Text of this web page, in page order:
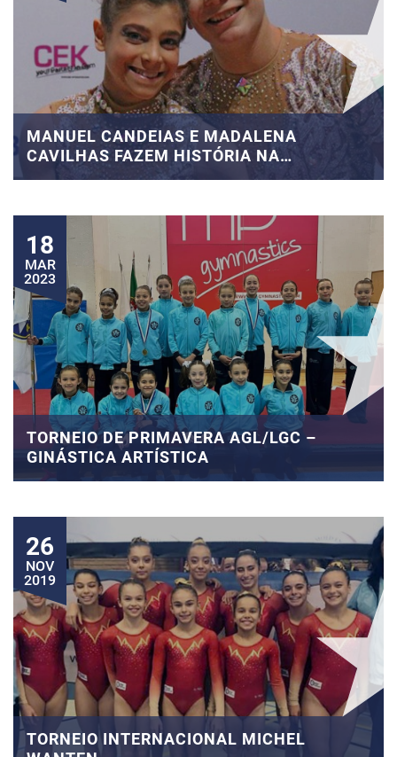
MANUEL CANDEIAS E MADALENA
CAVILHAS FAZEM HISTÓRIA NA
GINÁSTICA PORTUGUESA!
18
MAR
2023
TORNEIO DE PRIMAVERA AGL/LGC –
GINÁSTICA ARTÍSTICA
26
NOV
2019
TORNEIO INTERNACIONAL MICHEL